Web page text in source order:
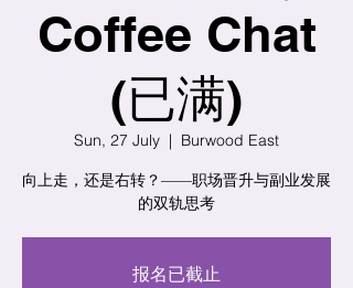
Coffee Chat
(已满)
Sun, 27 July
  |
Burwood East
向上走，还是右转？——职场晋升与副业发展
的双轨思考
报名已截止